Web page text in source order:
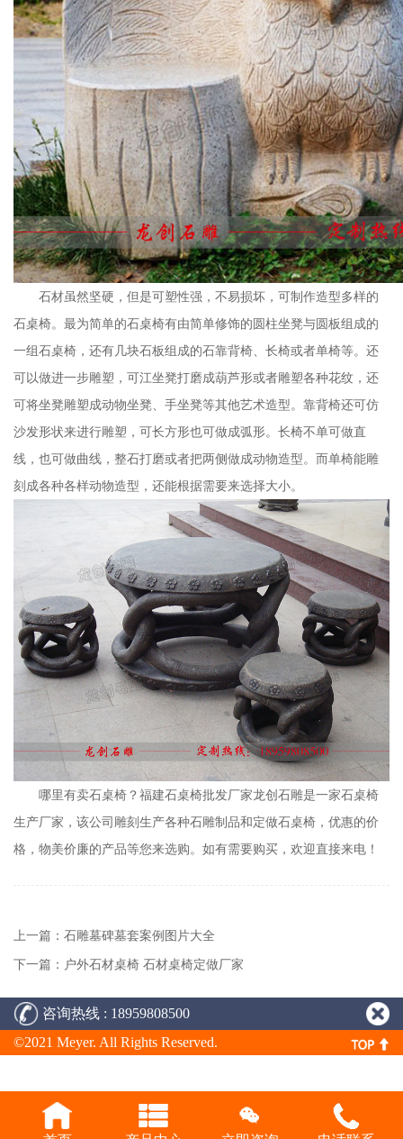
石材虽然坚硬，但是可塑性强，不易损坏，可制作造型多样的
石桌椅。最为简单的石桌椅有由简单修饰的圆柱坐凳与圆板组成的
一组石桌椅，还有几块石板组成的石靠背椅、长椅或者单椅等。还
可以做进一步雕塑，可江坐凳打磨成葫芦形或者雕塑各种花纹，还
可将坐凳雕塑成动物坐凳、手坐凳等其他艺术造型。靠背椅还可仿
沙发形状来进行雕塑，可长方形也可做成弧形。长椅不单可做直
线，也可做曲线，整石打磨或者把两侧做成动物造型。而单椅能雕
刻成各种各样动物造型，还能根据需要来选择大小。
哪里有卖石桌椅？福建石桌椅批发厂家龙创石雕是一家石桌椅
生产厂家，该公司雕刻生产各种石雕制品和定做石桌椅，优惠的价
格，物美价廉的产品等您来选购。如有需要购买，欢迎直接来电！
上一篇：石雕墓碑墓套案例图片大全
下一篇：户外石材桌椅 石材桌椅定做厂家
咨询热线 : 18959808500
©2021 Meyer. All Rights Reserved.